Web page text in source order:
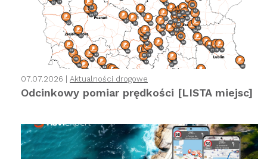
07.07.2026 | Aktualności drogowe
Odcinkowy pomiar prędkości [LISTA miejsc]